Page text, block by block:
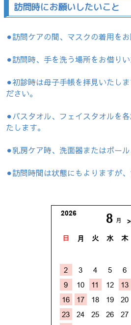
訪問時にお願いしたいこと
⚫︎訪問ケアの間、マスクの着用をお
⚫︎訪問時、手を洗う場所をお借りい
⚫︎初診時は母子手帳を拝見いたし
ださい。
⚫︎バスタオル、フェイスタオルを
たします。
⚫︎乳房ケア時、洗面器またはボー
⚫︎訪問時間は状態にもよりますが